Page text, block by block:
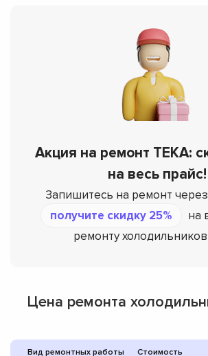
Акция на ремонт TEKA:
на весь прайс!
Запишитесь на ремонт
получите скидку 25%
на
ремонту холодильников
Цена ремонта
Вид ремонтных работы Стоимость